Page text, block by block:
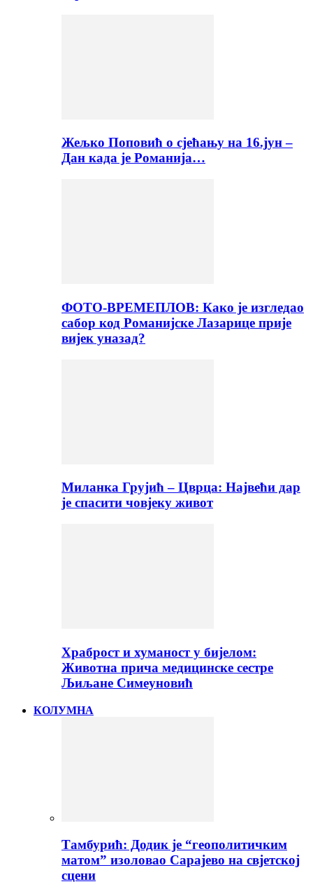
Жељко Поповић о сјећању на 16.јун –
Дан када је Романија…
ФОТО-ВРЕМЕПЛОВ: Како је изгледао
сабор код Романијске Лазарице прије
вијек уназад?
Миланка Грујић – Цврца: Највећи дар
је спасити човјеку живот
Храброст и хуманост у бијелом:
Животна прича медицинске сестре
Љиљане Симеуновић
КОЛУМНА
Тамбурић: Додик је “геополитичким
матом” изоловао Сарајево на свјетској
сцени